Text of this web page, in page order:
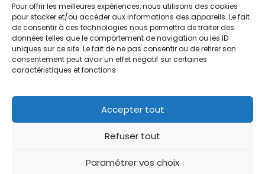
Pour offrir les meilleures expériences, nous utilisons des cookies
pour stocker et/ou accéder aux informations des appareils. Le fait
de consentir à ces technologies nous permettra de traiter des
données telles que le comportement de navigation ou les ID
uniques sur ce site. Le fait de ne pas consentir ou de retirer son
consentement peut avoir un effet négatif sur certaines
caractéristiques et fonctions.
Accepter tout
Refuser tout
Paramétrer vos choix
Conditions générales de vente
Contactez-nous
Vous avez une question ? N'hésitez pas à nous
01 47 42 90 73